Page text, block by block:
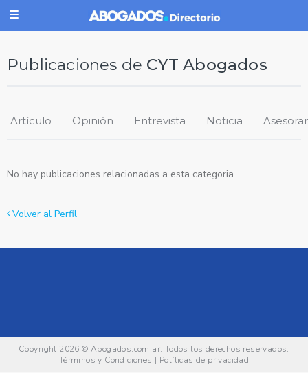
Publicaciones de CYT Abogados
Artículo Opinión Entrevista Noticia
No hay publicaciones relacionadas a esta categoria.
Volver al Perfil
Copyright 2026 © Abogados.com.ar. Todos los derechos reservados.
Términos y Condiciones | Políticas de privacidad